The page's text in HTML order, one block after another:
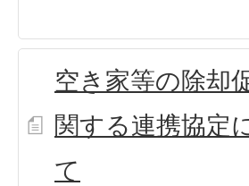
空き家等の除却
関する連携協定
て